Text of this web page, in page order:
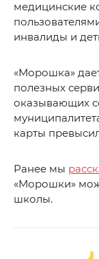
медицинские
инвалиды и
«Морошка»
полезных
оказывающих
карты
Ранее мы
«Морошки»
школы.